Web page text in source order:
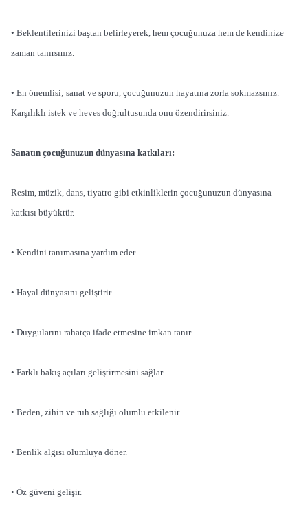
• Beklentilerinizi baştan belirleyerek, hem çocuğunuza hem de kendinize
zaman tanırsınız.
• En önemlisi; sanat ve sporu, çocuğunuzun hayatına zorla sokmazsınız.
Karşılıklı istek ve heves doğrultusunda onu özendirirsiniz.
Sanatın çocuğunuzun dünyasına katkıları:
Resim, müzik, dans, tiyatro gibi etkinliklerin çocuğunuzun dünyasına
katkısı büyüktür.
• Kendini tanımasına yardım eder.
• Hayal dünyasını geliştirir.
• Duygularını rahatça ifade etmesine imkan tanır.
• Farklı bakış açıları geliştirmesini sağlar.
• Beden, zihin ve ruh sağlığı olumlu etkilenir.
• Benlik algısı olumluya döner.
• Öz güveni gelişir.